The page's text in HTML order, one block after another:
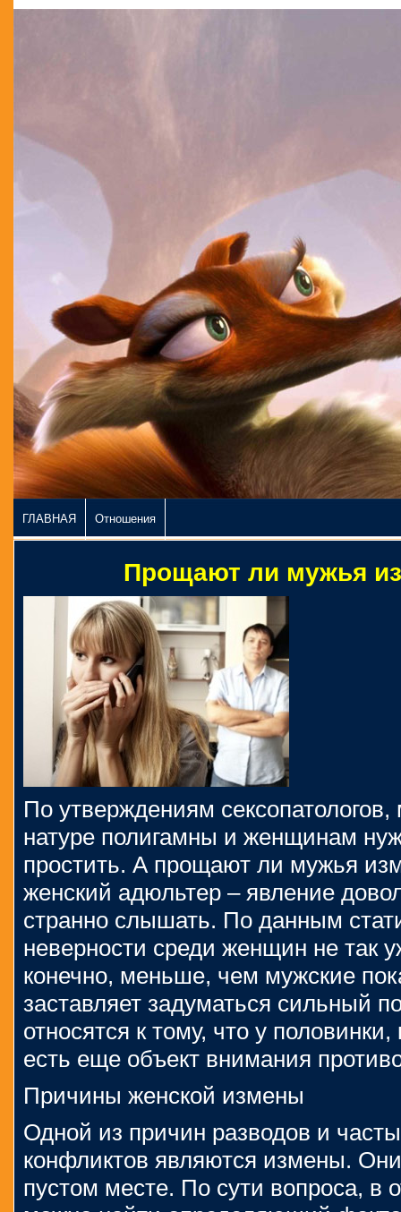
ГЛАВНАЯ Отношения
Прощают ли мужья
По утверждениям
натуре полигамны и женщинам
простить. А прощают ли мужья
женский адюльтер – явление
странно слышать. По данным
неверности среди женщин не так
конечно, меньше, чем мужские
заставляет задуматься сильный
относятся к тому, что у
есть еще объект внимания
Причины женской измены
Одной из причин разводов и
конфликтов являются измены.
пустом месте. По сути вопроса, в